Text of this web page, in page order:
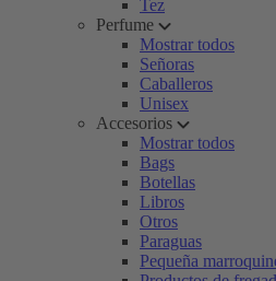
Tez
Perfume
Mostrar todos
Señoras
Caballeros
Unisex
Accesorios
Mostrar todos
Bags
Botellas
Libros
Otros
Paraguas
Pequeña